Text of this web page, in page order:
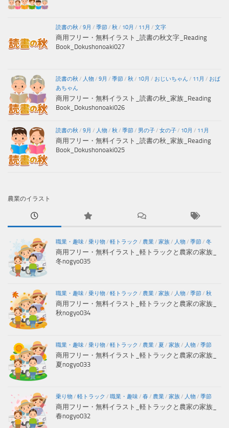
読書の秋 / 9月 / 季節/ 秋 / 10月 / 11月 / 文字
商用フリー・無料イラスト_読書の秋文字_Reading
Book_Dokushonoaki027
読書の秋 / 人物/ 9月 / 季節/ 秋 / 10月 / おじいちゃん / 11月 / おば
あちゃん
商用フリー・無料イラスト_読書の秋_家族_Reading
Book_Dokushonoaki026
読書の秋 / 9月 / 人物/ 秋 / 季節/ 男の子/ 女の子/ 10月 / 11月
商用フリー・無料イラスト_読書の秋_家族_Reading
Book_Dokushonoaki025
農業のイラスト
職業・趣味/ 乗り物/ 軽トラック / 農業/ 家族/ 人物/ 季節/ 冬
商用フリー・無料イラスト_軽トラックと農家の家族_
冬nogyo035
職業・趣味/ 乗り物/ 軽トラック / 農業/ 家族/ 人物/ 季節/ 秋
商用フリー・無料イラスト_軽トラックと農家の家族_
秋nogyo034
職業・趣味/ 乗り物/ 軽トラック / 農業/ 夏 / 家族/ 人物/ 季節
商用フリー・無料イラスト_軽トラックと農家の家族_
夏nogyo033
乗り物/ 軽トラック / 職業・趣味/ 春/ 農業/ 家族/ 人物/ 季節
商用フリー・無料イラスト_軽トラックと農家の家族_
春nogyo032